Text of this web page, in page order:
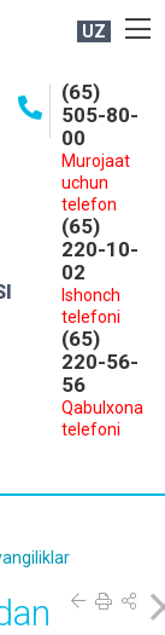
UZ
(65)
505-80-
00
Murojaat
uchun
telefon
(65)
220-10-
02
Ishonch
telefoni
(65)
220-56-
56
Qabulxona
telefoni